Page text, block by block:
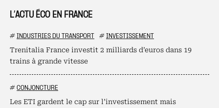
L’ACTU ÉCO EN FRANCE
# INDUSTRIES DU TRANSPORT # INVESTISSEMENT
Trenitalia France investit 2 milliards d’euros dans 19
trains à grande vitesse
# CONJONCTURE
Les ETI gardent le cap sur l’investissement mais